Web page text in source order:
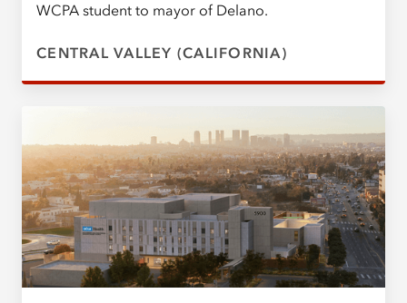
WCPA student to mayor of Delano.
CENTRAL VALLEY (CALIFORNIA)